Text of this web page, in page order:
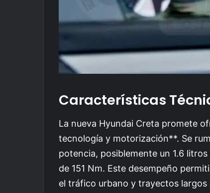
Características
La nueva Hyundai Creta promete
tecnología y motorización**. Se
potencia, posiblemente un 1.6
de 151 Nm. Este desempeño
el tráfico urbano y trayectos largos